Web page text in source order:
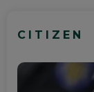
CITIZEN